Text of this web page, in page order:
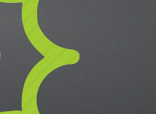
el agua en tu casa